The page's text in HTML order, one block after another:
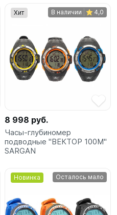
Хит В наличии 4,0
8 998 руб.
Часы-глубиномер
подводные "ВЕКТОР 100М"
SARGAN
Новинка Осталось мало